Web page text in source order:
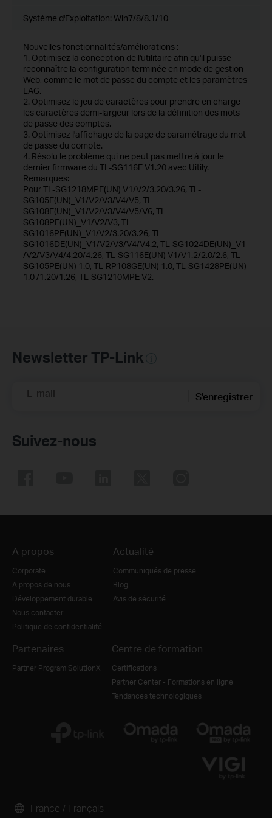
Système d'Exploitation: Win7/8/8.1/10
Nouvelles fonctionnalités/améliorations :
1. Optimisez la conception de l'utilitaire afin qu'il puisse
reconnaître la configuration terminée en mode de gestion
Web, comme le mot de passe du compte et les paramètres
LAG.
2. Optimisez le jeu de caractères pour prendre en charge
les caractères demi-largeur lors de la définition des mots
de passe des comptes.
3. Optimisez l'affichage de la page de paramétrage du mot
de passe du compte.
4. Résolu le problème qui ne peut pas mettre à jour le
dernier firmware du TL-SG116E V1.20 avec Uitily.
Remarques:
Pour TL-SG1218MPE(UN) V1/V2/3.20/3.26, TL-
SG105E(UN)_V1/V2/V3/V4/V5, TL-
SG108E(UN)_V1/V2/V3/V4/V5/V6, TL -
SG108PE(UN)_V1/V2/V3, TL-
SG1016PE(UN)_V1/V2/3.20/3.26, TL-
SG1016DE(UN)_V1/V2/V3/V4/V4.2, TL-SG1024DE(UN)_V1
/V2/V3/V4/4.20/4.26, TL-SG116E(UN) V1/V1.2/2.0/2.6, TL-
SG105PE(UN) 1.0, TL-RP108GE(UN) 1.0, TL-SG1428PE(UN)
1.0 /1.20/1.26, TL-SG1210MPE V2.
Newsletter TP-Link
E-mail S'enregistrer
Suivez-nous
A propos
Corporate
A propos de nous
Développement durable
Nous contacter
Politique de confidentialité
Actualité
Communiqués de presse
Blog
Avis de sécurité
Partenaires
Partner Program SolutionX
Centre de formation
Certifications
Partner Center - Formations en ligne
Tendances technologiques
France / Français